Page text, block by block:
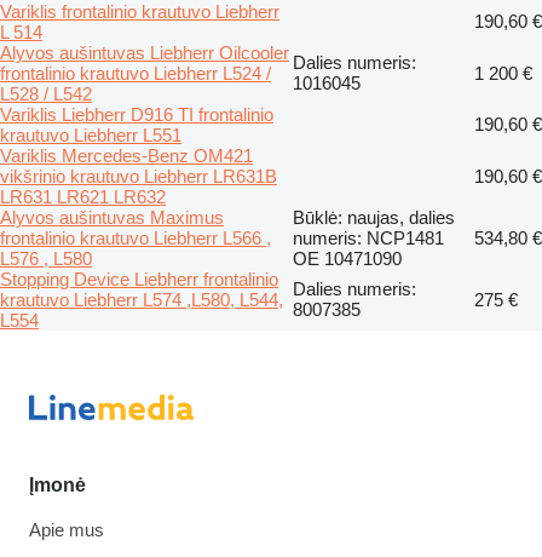
Variklis frontalinio krautuvo Liebherr
L 514
190,60 €
Alyvos aušintuvas Liebherr Oilcooler
frontalinio krautuvo Liebherr L524 /
L528 / L542
Dalies numeris:
1016045
1 200 €
Variklis Liebherr D916 TI frontalinio
krautuvo Liebherr L551
190,60 €
Variklis Mercedes-Benz OM421
vikšrinio krautuvo Liebherr LR631B
LR631 LR621 LR632
190,60 €
Alyvos aušintuvas Maximus
frontalinio krautuvo Liebherr L566 ,
L576 , L580
Būklė: naujas, dalies
numeris: NCP1481
OE 10471090
534,80 €
Stopping Device Liebherr frontalinio
krautuvo Liebherr L574 ,L580, L544,
L554
Dalies numeris:
8007385
275 €
Įmonė
Apie mus